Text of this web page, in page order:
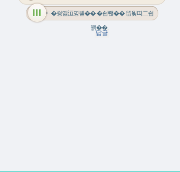
<- �쒕옒洹명븯�� �쇱쫹�� 留욎떠二쇱
꽭��.